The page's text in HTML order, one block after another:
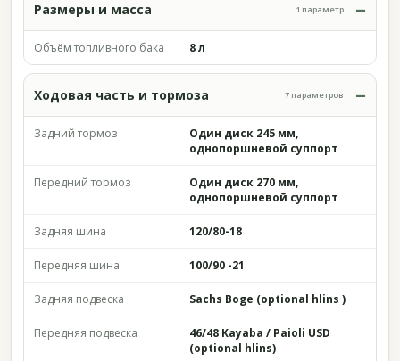
Размеры и масса 1 параметр
Объём топливного бака 8 л
Ходовая часть и тормоза 7 параметров
Задний тормоз
Один диск 245 мм,
однопоршневой суппорт
Передний тормоз
Один диск 270 мм,
однопоршневой суппорт
Задняя шина 120/80-18
Передняя шина 100/90 -21
Задняя подвеска Sachs Boge (optional hlins )
Передняя подвеска
46/48 Kayaba / Paioli USD
(optional hlins)